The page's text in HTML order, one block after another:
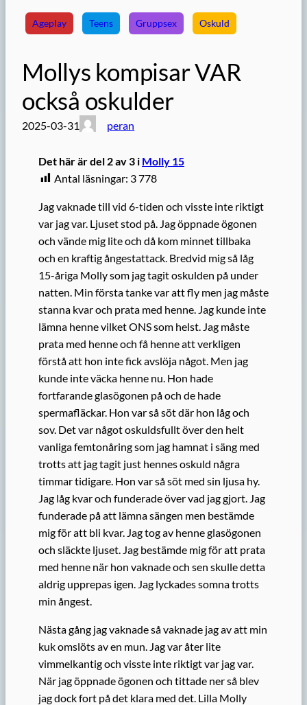
Ageplay Teens Gruppsex Oskuld
Mollys kompisar VAR
också oskulder
2025-03-31 peran
Det här är del 2 av 3 i Molly 15
Antal läsningar: 3 778
Jag vaknade till vid 6-tiden och visste inte riktigt
var jag var. Ljuset stod på. Jag öppnade ögonen
och vände mig lite och då kom minnet tillbaka
och en kraftig ångestattack. Bredvid mig så låg
15-åriga Molly som jag tagit oskulden på under
natten. Min första tanke var att fly men jag måste
stanna kvar och prata med henne. Jag kunde inte
lämna henne vilket ONS som helst. Jag måste
prata med henne och få henne att verkligen
förstå att hon inte fick avslöja något. Men jag
kunde inte väcka henne nu. Hon hade
fortfarande glasögonen på och de hade
spermafläckar. Hon var så söt där hon låg och
sov. Det var något oskuldsfullt över den helt
vanliga femtonåring som jag hamnat i säng med
trotts att jag tagit just hennes oskuld några
timmar tidigare. Hon var så söt med sin ljusa hy.
Jag låg kvar och funderade över vad jag gjort. Jag
funderade på att lämna sängen men bestämde
mig för att bli kvar. Jag tog av henne glasögonen
och släckte ljuset. Jag bestämde mig för att prata
med henne när hon vaknade och sen skulle detta
aldrig upprepas igen. Jag lyckades somna trotts
min ångest.
Nästa gång jag vaknade så vaknade jag av att min
kuk omslöts av en mun. Jag var åter lite
vimmelkantig och visste inte riktigt var jag var.
När jag öppnade ögonen och tittade ner så blev
jag dock fort på det klara med det. Lilla Molly